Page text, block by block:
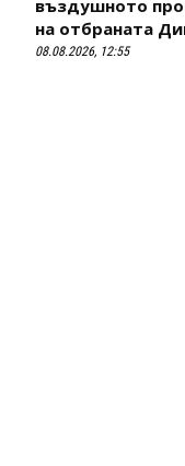
въздушното
на отбраната
08.08.2026, 12:55